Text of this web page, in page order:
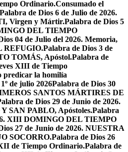
Ordinario.Consumado el
Palabra de Dios 6 de Julio de 2026.
Virgen y Mártir.Palabra de Dios 5
DEL TIEMPO
04 de Julio del 2026. Memoria,
REFUGIO.Palabra de Dios 3 de
TOMÁS, Apóstol.Palabra de
XIII de Tiempo
predicar la homilía
de julio 2026Palabra de Dios 30
SANTOS MÁRTIRES DE
de Dios 29 de Junio de 2026.
SAN PABLO, Apóstoles.Palabra
XIII DOMINGO DEL TIEMPO
27 de Junio de 2026. NUESTRA
SOCORRO.Palabra de Dios 26
de Tiempo Ordinario.Palabra de